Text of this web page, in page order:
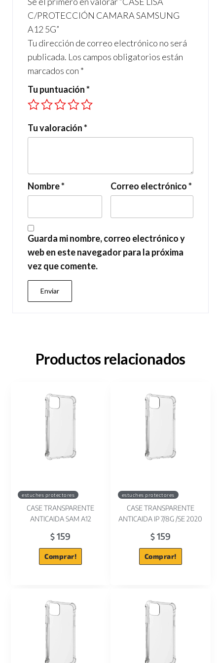
k
p
C/PROTECCIÓN CAMARA SAMSUNG
A12 5G”
Tu dirección de correo electrónico no será
publicada. Los campos obligatorios están
marcados con *
Tu puntuación*
Tu valoración*
Nombre* Correo electrónico*
Guarda mi nombre, correo electrónico y
web en este navegador para la próxima
vez que comente.
Productos relacionados
estuches protectores
CASE TRANSPARENTE
ANTICAIDA SAM A12
$ 159
Comprar!
estuches protectores
CASE TRANSPARENTE
ANTICAIDA IP 7/8G /SE 2020
$159
Comprar!